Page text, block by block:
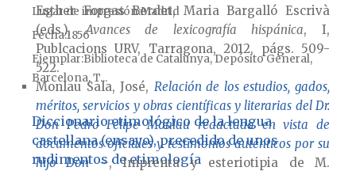
Esther Forgas Berdet, Maria Bargalló Escrivà
(eds.),Avances de lexicografía hispánica, I,
Publcacions URV, Tarragona, 2012, págs. 509-
522.
Monlau Sala, José, Relación de los estudios, gados,
méritos, servicios y obras científicas y literarias del Dr.
Don Pedro Felipe Monlau redactada en vista de
documentos oficiales y testimonios auténticos por su
hijo Don –, Imprenta y esteriotipia de M.
Lugar de impresiónMadrid
Fecha1856
Ejemplar Biblioteca de Catalunya, Depósito General,
Barcelona, T...
Diccionario etimológico de la lengua
castellana (ensayo), precedido de unos
rudimentos de etimología